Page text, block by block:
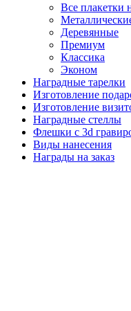
Все плакетки
Деревянные
Премиум
Классика
Эконом
Наградные тарелки
Изготовление
Изготовление
Наградные стеллы
Флешки с 3d
Виды нанесения
Награды на заказ